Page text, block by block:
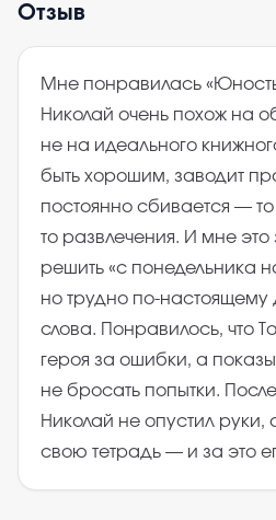
Отзыв
Мне понравилась
Николай очень похож на
не на идеального
быть хорошим, заводит
постоянно сбивается —
то развлечения. И мне это
решить «с понедельника
но трудно по-настоящему
слова. Понравилось, что
героя за ошибки, а
не бросать попытки.
Николай не опустил руки,
свою тетрадь — и за это